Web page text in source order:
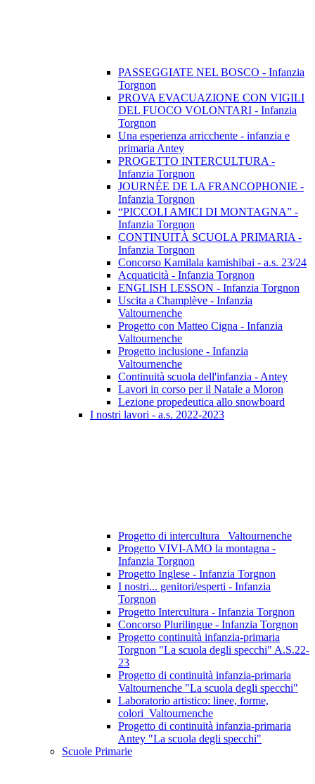
PASSEGGIATE NEL BOSCO - Infanzia
Torgnon
PROVA EVACUAZIONE CON VIGILI
DEL FUOCO VOLONTARI - Infanzia
Torgnon
Una esperienza arricchente - infanzia e
primaria Antey
PROGETTO INTERCULTURA -
Infanzia Torgnon
JOURNÉE DE LA FRANCOPHONIE -
Infanzia Torgnon
“PICCOLI AMICI DI MONTAGNA” -
Infanzia Torgnon
CONTINUITÀ SCUOLA PRIMARIA -
Infanzia Torgnon
Concorso Kamilala kamishibai - a.s. 23/24
Acquaticità - Infanzia Torgnon
ENGLISH LESSON - Infanzia Torgnon
Uscita a Champlève - Infanzia
Valtournenche
Progetto con Matteo Cigna - Infanzia
Valtournenche
Progetto inclusione - Infanzia
Valtournenche
Continuità scuola dell'infanzia - Antey
Lavori in corso per il Natale a Moron
Lezione propedeutica allo snowboard
I nostri lavori - a.s. 2022-2023
Progetto di intercultura_ Valtournenche
Progetto VIVI-AMO la montagna -
Infanzia Torgnon
Progetto Inglese - Infanzia Torgnon
I nostri... genitori/esperti - Infanzia
Torgnon
Progetto Intercultura - Infanzia Torgnon
Concorso Plurilingue - Infanzia Torgnon
Progetto continuità infanzia-primaria
Torgnon "La scuola degli specchi" A.S.22-
23
Progetto di continuità infanzia-primaria
Valtournenche "La scuola degli specchi"
Laboratorio artistico: linee, forme,
colori_Valtournenche
Progetto di continuità infanzia-primaria
Antey "La scuola degli specchi"
Scuole Primarie